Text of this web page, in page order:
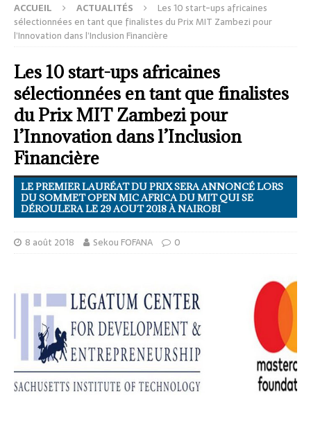
ACCUEIL ACTUALITÉS
Les 10 start-ups africaines
sélectionnées en tant que finalistes du Prix MIT Zambezi pour
l’Innovation dans l’Inclusion Financière
Les 10 start-ups africaines
sélectionnées en tant que finalistes
du Prix MIT Zambezi pour
l’Innovation dans l’Inclusion
Financière
LE PREMIER LAURÉAT DU PRIX SERA ANNONCÉ LORS
DU SOMMET OPEN MIC AFRICA DU MIT QUI SE
DÉROULERA LE 29 AOUT 2018 À NAIROBI
8 août 2018 Sekou FOFANA 0